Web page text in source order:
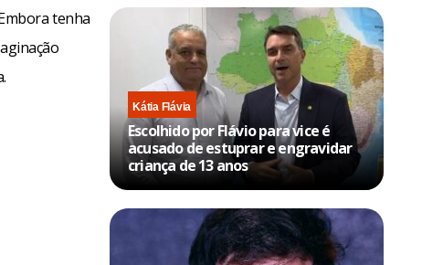
tenha
Kátia Flávia
Escolhido por Flávio para vice é
acusado de estuprar e engravidar
criança de 13 anos